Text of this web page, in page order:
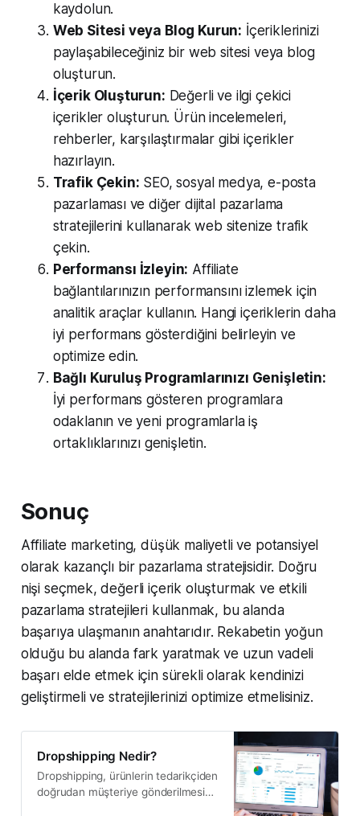
kaydolun.
Web Sitesi veya Blog Kurun: İçeriklerinizi
paylaşabileceğiniz bir web sitesi veya blog
oluşturun.
İçerik Oluşturun: Değerli ve ilgi çekici
içerikler oluşturun. Ürün incelemeleri,
rehberler, karşılaştırmalar gibi içerikler
hazırlayın.
Trafik Çekin: SEO, sosyal medya, e-posta
pazarlaması ve diğer dijital pazarlama
stratejilerini kullanarak web sitenize trafik
çekin.
Performansı İzleyin: Affiliate
bağlantılarınızın performansını izlemek için
analitik araçlar kullanın. Hangi içeriklerin daha
iyi performans gösterdiğini belirleyin ve
optimize edin.
Bağlı Kuruluş Programlarınızı Genişletin:
İyi performans gösteren programlara
odaklanın ve yeni programlarla iş
ortaklıklarınızı genişletin.
Sonuç
Affiliate marketing, düşük maliyetli ve potansiyel
olarak kazançlı bir pazarlama stratejisidir. Doğru
nişi seçmek, değerli içerik oluşturmak ve etkili
pazarlama stratejileri kullanmak, bu alanda
başarıya ulaşmanın anahtarıdır. Rekabetin yoğun
olduğu bu alanda fark yaratmak ve uzun vadeli
başarı elde etmek için sürekli olarak kendinizi
geliştirmeli ve stratejilerinizi optimize etmelisiniz.
Dropshipping Nedir?
Dropshipping, ürünlerin tedarikçiden
doğrudan müşteriye gönderilmesi